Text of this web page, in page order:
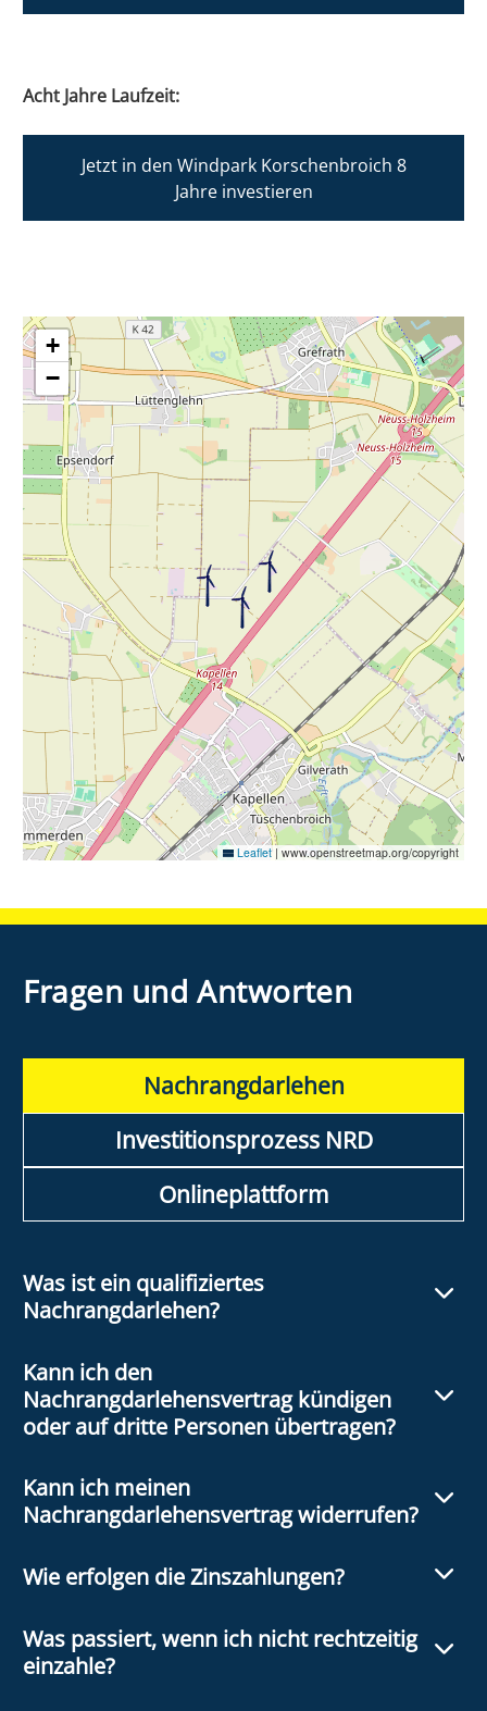
Acht Jahre Laufzeit:
Jetzt in den Windpark Korschenbroich 8
Jahre investieren
+
−
Leaflet | www.openstreetmap.org/copyright
Fragen und Antworten
Nachrangdarlehen
Investitionsprozess NRD
Onlineplattform
Was ist ein qualifiziertes
Nachrangdarlehen?
Kann ich den
Nachrangdarlehensvertrag kündigen
oder auf dritte Personen übertragen?
Kann ich meinen
Nachrangdarlehensvertrag widerrufen?
Wie erfolgen die Zinszahlungen?
Was passiert, wenn ich nicht rechtzeitig
einzahle?